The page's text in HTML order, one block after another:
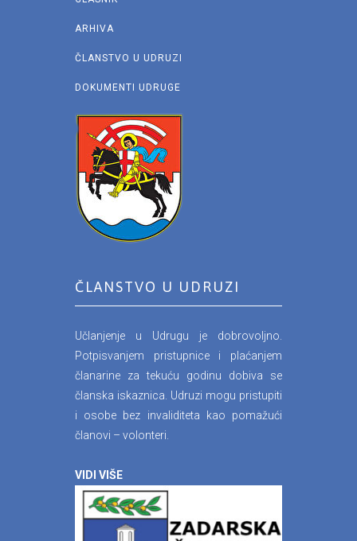
ARHIVA
ČLANSTVO U UDRUZI
DOKUMENTI UDRUGE
ČLANSTVO U UDRUZI
Učlanjenje u Udrugu je dobrovoljno.
Potpisvanjem pristupnice i plaćanjem
članarine za tekuću godinu dobiva se
članska iskaznica. Udruzi mogu pristupiti
i osobe bez invaliditeta kao pomažući
članovi – volonteri.
VIDI VIŠE